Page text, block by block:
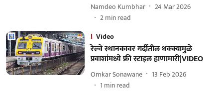
Namdeo Kumbhar
24 Mar 2026
2min read
Video
रेल्वे स्थानकावर गर्दीतील धक्क्यामुळे
प्रवाशांमध्ये फ्री स्टाइल हाणामारी|VIDEO
Omkar Sonawane
13 Feb 2026
1 min read